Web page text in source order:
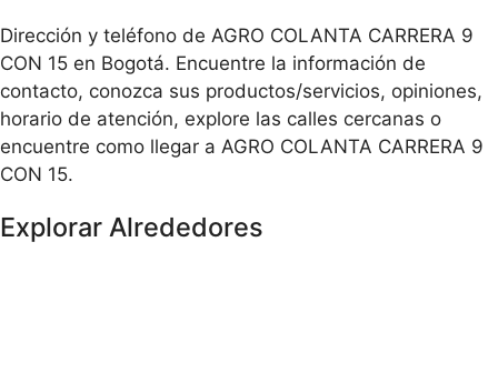
Dirección y teléfono de AGRO COLANTA CARRERA 9
CON 15 en Bogotá. Encuentre la información de
contacto, conozca sus productos/servicios, opiniones,
horario de atención, explore las calles cercanas o
encuentre como llegar a AGRO COLANTA CARRERA 9
CON 15.
Explorar Alrededores